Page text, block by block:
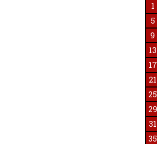
1
5
9
13
17
21
25
29
31
35